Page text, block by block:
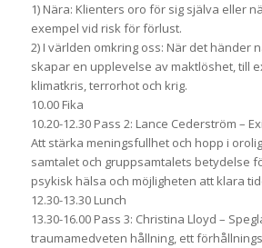
1) Nära: Klienters oro för sig själva eller
exempel vid risk för förlust.
2) I världen omkring oss: När det händer
skapar en upplevelse av maktlöshet, till
klimatkris, terrorhot och krig.
10.00 Fika
10.20-12.30 Pass 2: Lance Cederström –
Att stärka meningsfullhet och hopp i
samtalet och gruppsamtalets betydelse
psykisk hälsa och möjligheten att klara
12.30-13.30 Lunch
13.30-16.00 Pass 3: Christina Lloyd –
traumamedveten hållning, ett